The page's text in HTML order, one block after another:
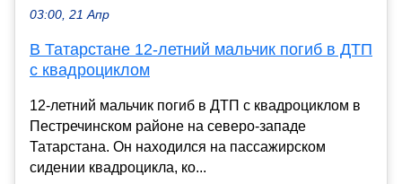
03:00, 21 Апр
В Татарстане 12-летний мальчик погиб в ДТП
с квадроциклом
12-летний мальчик погиб в ДТП с квадроциклом в
Пестречинском районе на северо-западе
Татарстана. Он находился на пассажирском
сидении квадроцикла, ко...